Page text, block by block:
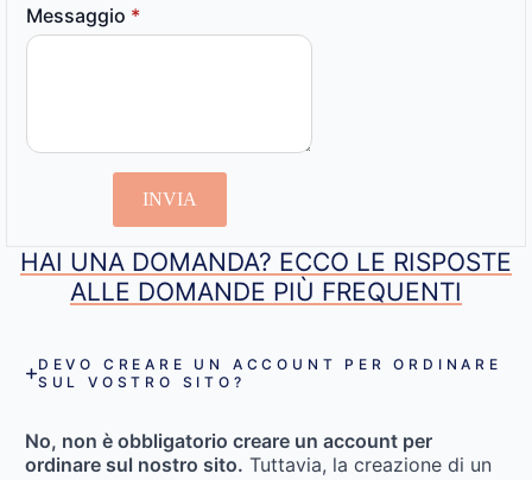
Messaggio *
INVIA
HAI UNA DOMANDA? ECCO LE RISPOSTE
ALLE DOMANDE PIÙ FREQUENTI
DEVO CREARE UN ACCOUNT PER ORDINARE
SUL VOSTRO SITO?
No, non è obbligatorio creare un account per
ordinare sul nostro sito. Tuttavia, la creazione di un